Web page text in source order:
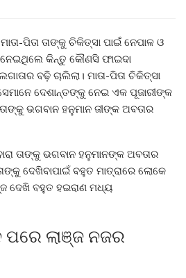
ପିତା ତାଙ୍କୁ ଚିକିତ୍ସା ପାଇଁ ନେପାଳ ଓ
କିନ୍ତୁ କୌଣସି ଫାଇଦା
ବଢ଼ି ଚାଲିଲା। ମାତା-ପିତା ଚିକିତ୍ସା
ଦେଶାନ୍ତଙ୍କୁ ନେଇ ଏକ ପୂଜାରୀଙ୍କ
ଭଗବାନ ହନୁମାନ ଜୀଙ୍କ ଅବତାର
ତାଙ୍କୁ ଭଗବାନ ହନୁମାନଙ୍କ ଅବତାର
ଦେଖିବାପାଇଁ ବହୁତ ମାତ୍ରାରେ ଲୋକେ
ଦେଖି ବହୁତ ହଇରାଣ ମଧ୍ୟ
ଲାଞ୍ଜ ନଜର